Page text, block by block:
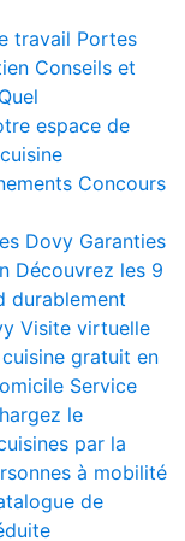
travail Portes
Conseils et
Quel
espace de
Concours
Dovy Garanties
Découvrez les 9
durablement
Visite virtuelle
gratuit en
Service
le
par la
à mobilité
de